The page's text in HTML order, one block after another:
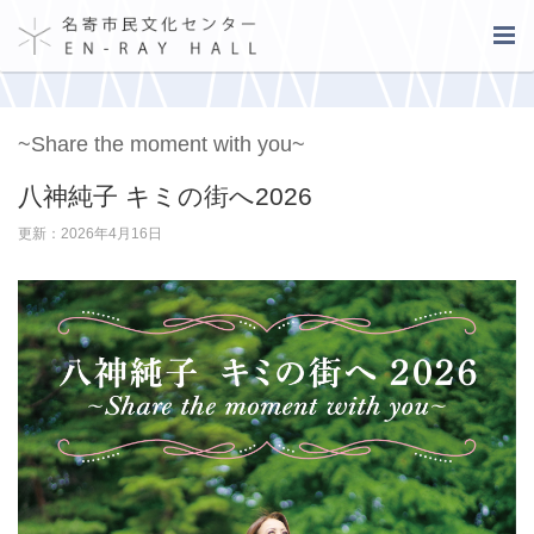
~Share the moment with you~
八神純子 キミの街へ2026
更新：2026年4月16日